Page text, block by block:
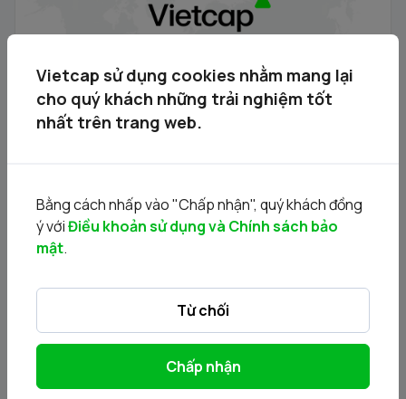
DVV - Thông báo Chào bán cổ phiếu lần đầu ra công
chúng của Công ty Cổ phần DatViet VAC Group
Vietcap sử dụng cookies nhằm mang lại
cho quý khách những trải nghiệm tốt
nhất trên trang web.
Bằng cách nhấp vào "Chấp nhận", quý khách đồng
ý vớiĐiều khoản sử dụng và Chính sách bảo
mật.
Từ chối
Chấp nhận